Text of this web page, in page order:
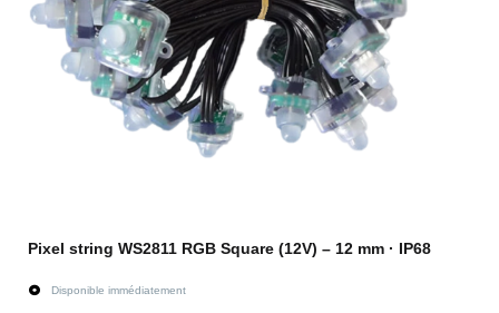
Pixel string WS2811 RGB Square (12V) – 12 mm · IP68
Disponible immédiatement